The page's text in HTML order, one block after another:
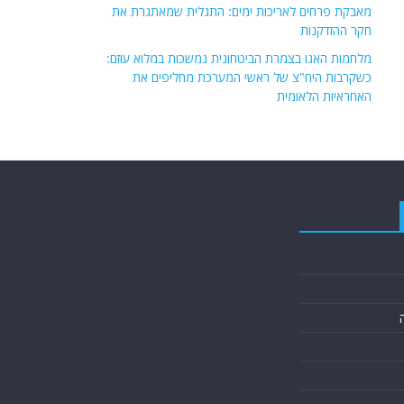
מאבקת פרחים לאריכות ימים: התגלית שמאתגרת את
חקר ההזדקנות
מלחמות האגו בצמרת הביטחונית נמשכות במלוא עוזם:
כשקרבות היח"צ של ראשי המערכת מחליפים את
האחראיות הלאומית